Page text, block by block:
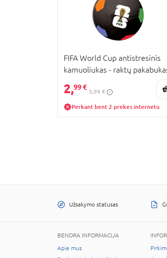
FIFA World Cup antistresinis
kamuoliukas - raktų
2,99 €
3,99 €
Perkant bent 2 prekes internetu
Užsakymo statusas
BENDRA INFORMACIJA
Apie mus